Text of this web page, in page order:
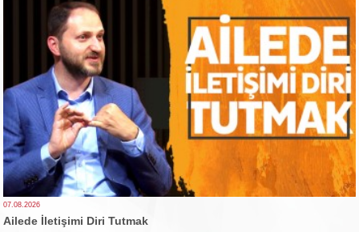
07.08.2026
Ailede İletişimi Diri Tutmak